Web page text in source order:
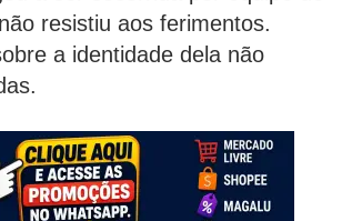
resistiu aos ferimentos.
a identidade dela não